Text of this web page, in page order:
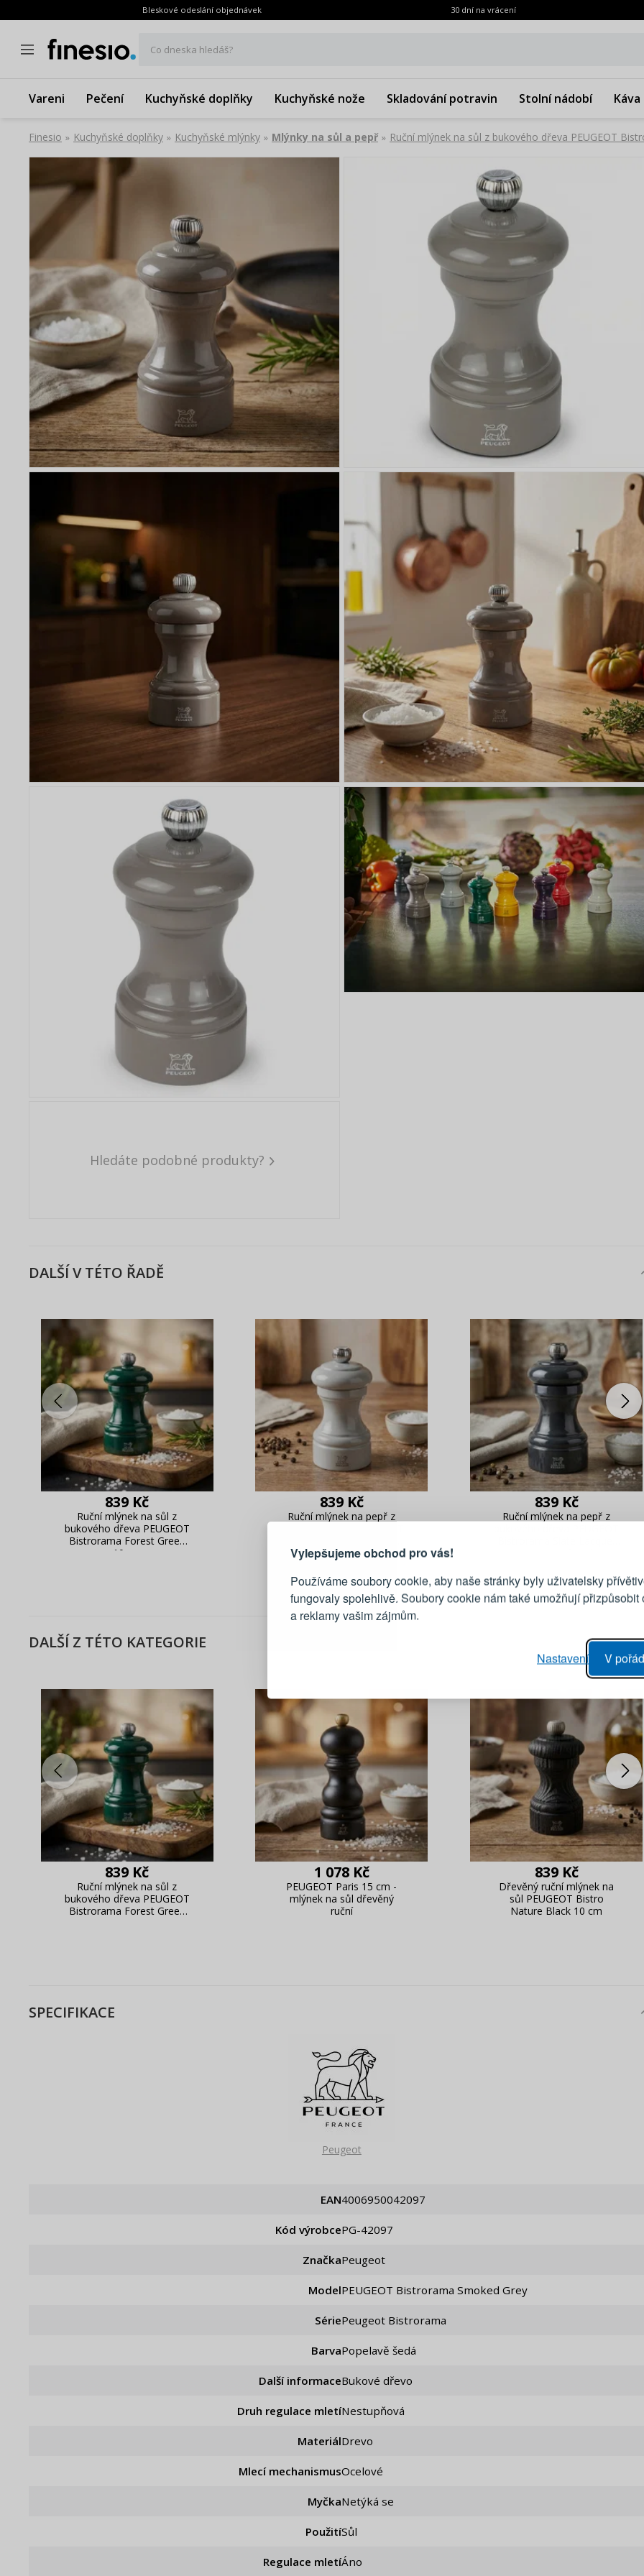
Vylepšujeme obchod pro vás!
Používáme soubory cookie, aby naše stránky byly uživatelsky
fungovaly spolehlivě. Soubory cookie nám také umožňují přizpůsobit
a reklamy vašim zájmům.
V
Nastavení
Bleskové odeslání objednávek 30 dní na vrácení
Co dneska hledáš?
Vareni Pečení Kuchyňské doplňky Kuchyňské nože Skladování potravin Stolní nádobí Káva
Finesio » Kuchyňské doplňky » Kuchyňské mlýnky » Mlýnky na sůl a pepř » Ruční mlýnek na sůl z bukového dřeva PEUGEOT
Hledáte podobné produkty?
DALŠÍ V TÉTO ŘADĚ
839 Kč
Ruční mlýnek na sůl z
bukového dřeva PEUGEOT
Bistrorama Forest Green
10 cm
839 Kč
Ruční mlýnek na pepř z
cm
839 Kč
Ruční mlýnek na pepř z
DALŠÍ Z TÉTO KATEGORIE
839 Kč
Ruční mlýnek na sůl z
bukového dřeva PEUGEOT
Bistrorama Forest Green
1 078 Kč
PEUGEOT Paris 15 cm -
mlýnek na sůl dřevěný
ruční
839 Kč
Dřevěný ruční mlýnek na
sůl PEUGEOT Bistro
Nature Black 10 cm
SPECIFIKACE
Peugeot
EAN 4006950042097
Kód výrobce PG-42097
Značka Peugeot
Model PEUGEOT Bistrorama Smoked Grey
Série Peugeot Bistrorama
Barva Popelavě šedá
Další informace Bukové dřevo
Druh regulace mletí Nestupňová
Materiál Drevo
Mlecí mechanismus Ocelové
Myčka Netýká se
Použití Sůl
Regulace mletí áno
Zde je důvod, proč se vyplatí
vytvořit účet
Živý náhled na změny v objednávce
PŘIHLÁŠENÍ
Emailová adresa
PŘIHLÁSIT
Připomenutí